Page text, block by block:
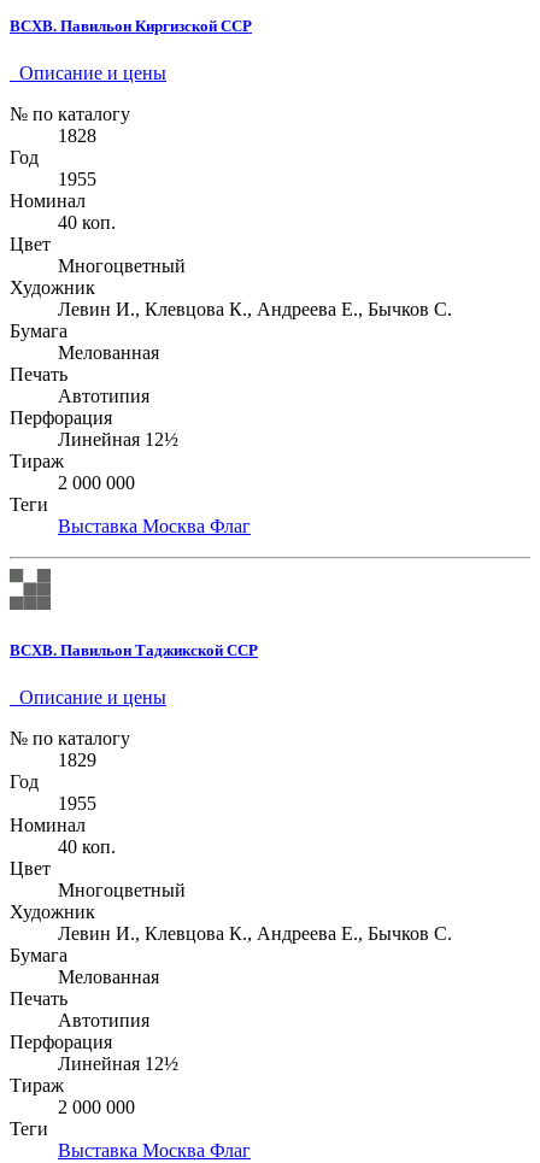
ВСХВ. Павильон Киргизской ССР
Описание и цены
№ по каталогу
1828
Год
1955
Номинал
40 коп.
Цвет
Многоцветный
Художник
Левин И., Клевцова К., Андреева Е., Бычков С.
Бумага
Мелованная
Печать
Автотипия
Перфорация
Линейная 12½
Тираж
2 000 000
Теги
Выставка Москва Флаг
ВСХВ. Павильон Таджикской ССР
Описание и цены
№ по каталогу
1829
Год
1955
Номинал
40 коп.
Цвет
Многоцветный
Художник
Левин И., Клевцова К., Андреева Е., Бычков С.
Бумага
Мелованная
Печать
Автотипия
Перфорация
Линейная 12½
Тираж
2 000 000
Теги
Выставка Москва Флаг